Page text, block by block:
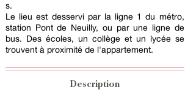
s.
Le lieu est desservi par la ligne 1 du métro,
station Pont de Neuilly, ou par une ligne de
bus. Des écoles, un collège et un lycée se
trouvent à proximité de l'appartement.
Description